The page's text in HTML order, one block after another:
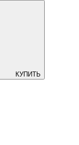
КУПИТЬ